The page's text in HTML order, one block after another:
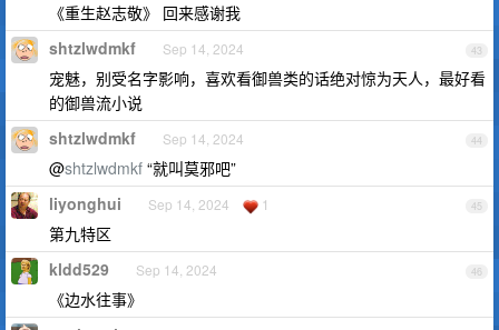
《重生赵志敬》 回来感谢我
43
shtzlwdmkf Sep 14, 2024
宠魅，别受名字影响，喜欢看御兽类的话绝对惊为天人，最好看
的御兽流小说
44
shtzlwdmkf Sep 14, 2024
@shtzlwdmkf “就叫莫邪吧”
45
liyonghui Sep 14, 2024 1
第九特区
46
kldd529 Sep 14, 2024
《边水往事》